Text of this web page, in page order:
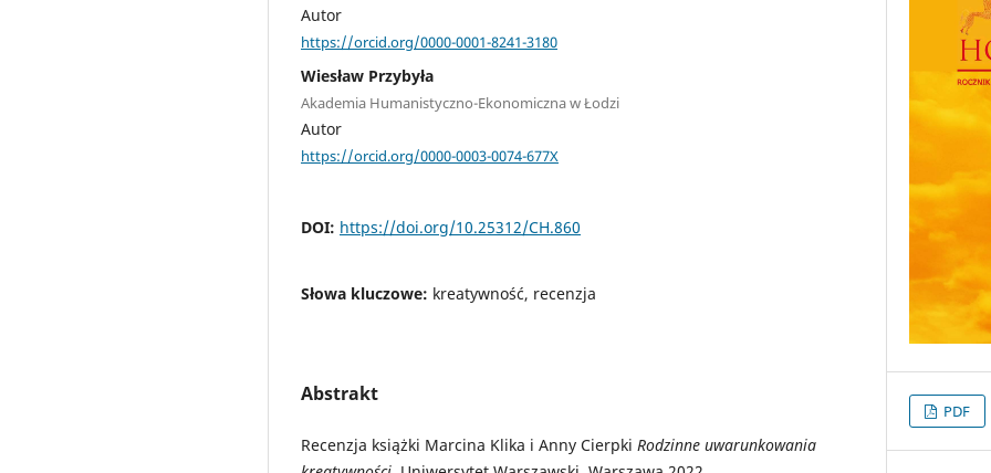
Autor
https://orcid.org/0000-0001-8241-3180
Wiesław Przybyła
Akademia Humanistyczno-Ekonomiczna w Łodzi
Autor
https://orcid.org/0000-0003-0074-677X
DOI: https://doi.org/10.25312/CH.860
Słowa kluczowe: kreatywność, recenzja
Abstrakt
Recenzja książki Marcina Klika i Anny Cierpki Rodzinne uwarunkowania
PDF